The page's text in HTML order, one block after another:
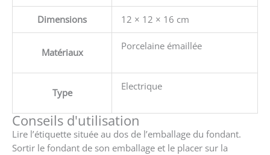
Dimensions 12 × 12 × 16 cm
Matériaux
Porcelaine émaillée
Type
Electrique
Conseils d'utilisation
Lire l’étiquette située au dos de l’emballage du fondant.
Sortir le fondant de son emballage et le placer sur la